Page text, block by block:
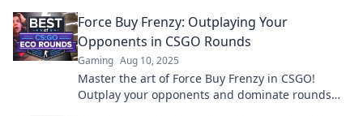
Force Buy Frenzy: Outplaying Your
Opponents in CSGO Rounds
Gaming Aug 10, 2025
Master the art of Force Buy Frenzy in CSGO!
Outplay your opponents and dominate rounds